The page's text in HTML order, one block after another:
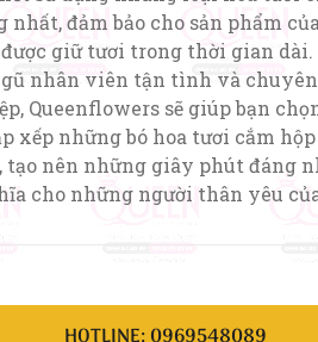
nhất, đảm bảo cho sản phẩm
giữ tươi trong thời gian dài.
nhân viên tận tình và chuyên
Queenflowers sẽ giúp bạn
xếp những bó hoa tươi cắm
tạo nên những giây phút đáng
cho những người thân yêu